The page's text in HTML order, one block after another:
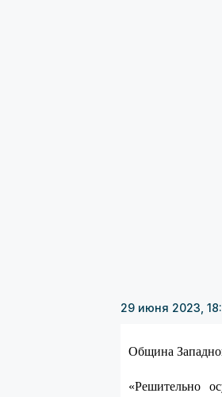
29 июня 2023,
Община
«Решительно